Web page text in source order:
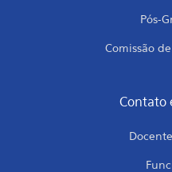
Pós-
Comissão
Contato